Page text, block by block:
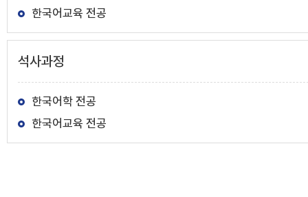
한국어교육 전공
석사과정
한국어학 전공
한국어교육 전공